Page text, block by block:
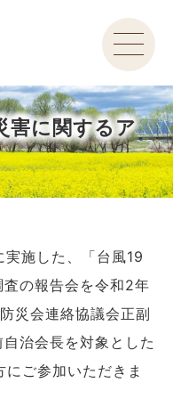
害に関するア
施した、「台風19
の報告会を令和2年
災会連絡協議会正副
治会長を対象とした
ご参加いただきま